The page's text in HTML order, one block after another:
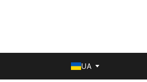
UA